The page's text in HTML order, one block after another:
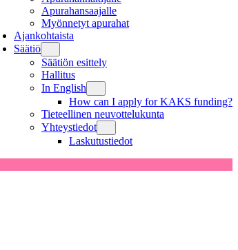
Apurahansaajalle
Myönnetyt apurahat
Ajankohtaista
Säätiö
Säätiön esittely
Hallitus
In English
How can I apply for KAKS funding?
Tieteellinen neuvottelukunta
Yhteystiedot
Laskutustiedot